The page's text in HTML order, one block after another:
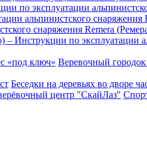
по эксплуатации
альпинистского
снаряжения Remera
– Инструкции по эксплуатации
«под ключ» Веревочный
Беседки на деревьях во дворе
центр "СкайЛаз"